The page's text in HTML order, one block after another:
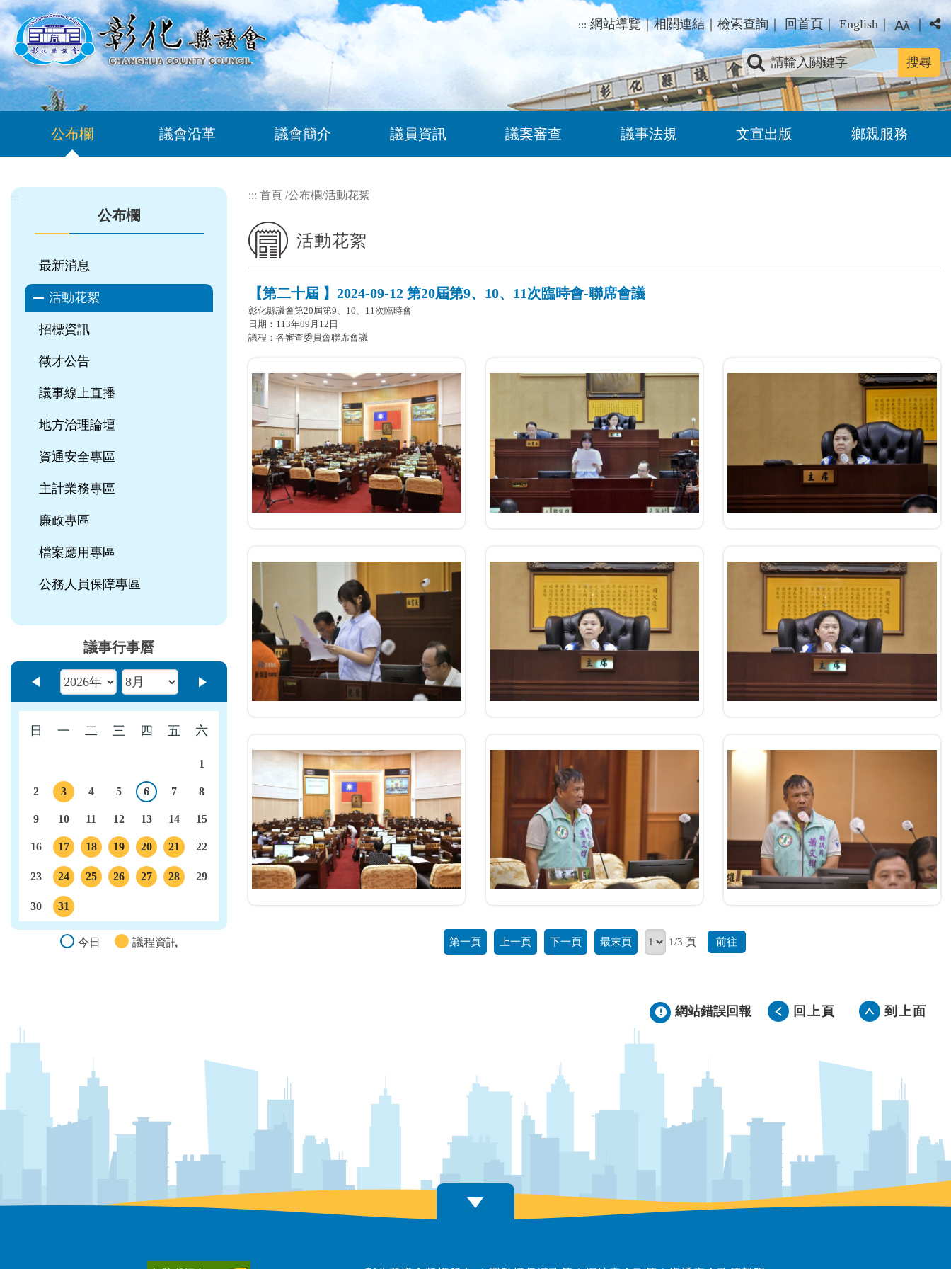
跳到主要內容區塊
::: 網站導覽｜相關連結 ｜ 檢索查詢｜回首頁｜English ｜ ｜
關鍵字查詢
公布欄 議會沿革 議會簡介 議員資訊 議案審查 議事法規 文宣出版 鄉親服務
:::
公布欄
最新消息
活動花絮
招標資訊
徵才公告
議事線上直播
地方治理論壇
資通安全專區
主計業務專區
廉政專區
檔案應用專區
公務人員保障專區
議事行事曆
上個月
日 一 二 三 四 五 六
1
2
3
4 5
6
7 8
9 10 11 12 13 14 15
16
17
議程
18
議程
19
議程
20
議程
21
議程
22
23
24
議程
25
26
27
28
29
30
31
今日
議程資訊
::: 首頁 /公布欄/活動花絮
活動花絮
【第二十屆 】2024-09-12 第20屆第9、10、11次臨時會-聯席會議
彰化縣議會第20屆第9、10、11次臨時會
日期：113年09月12日
議程：各審查委員會聯席會議
第一頁 上一頁 下一頁 最末頁 1/3 頁 前往
網站錯誤回報 回上頁 到上面